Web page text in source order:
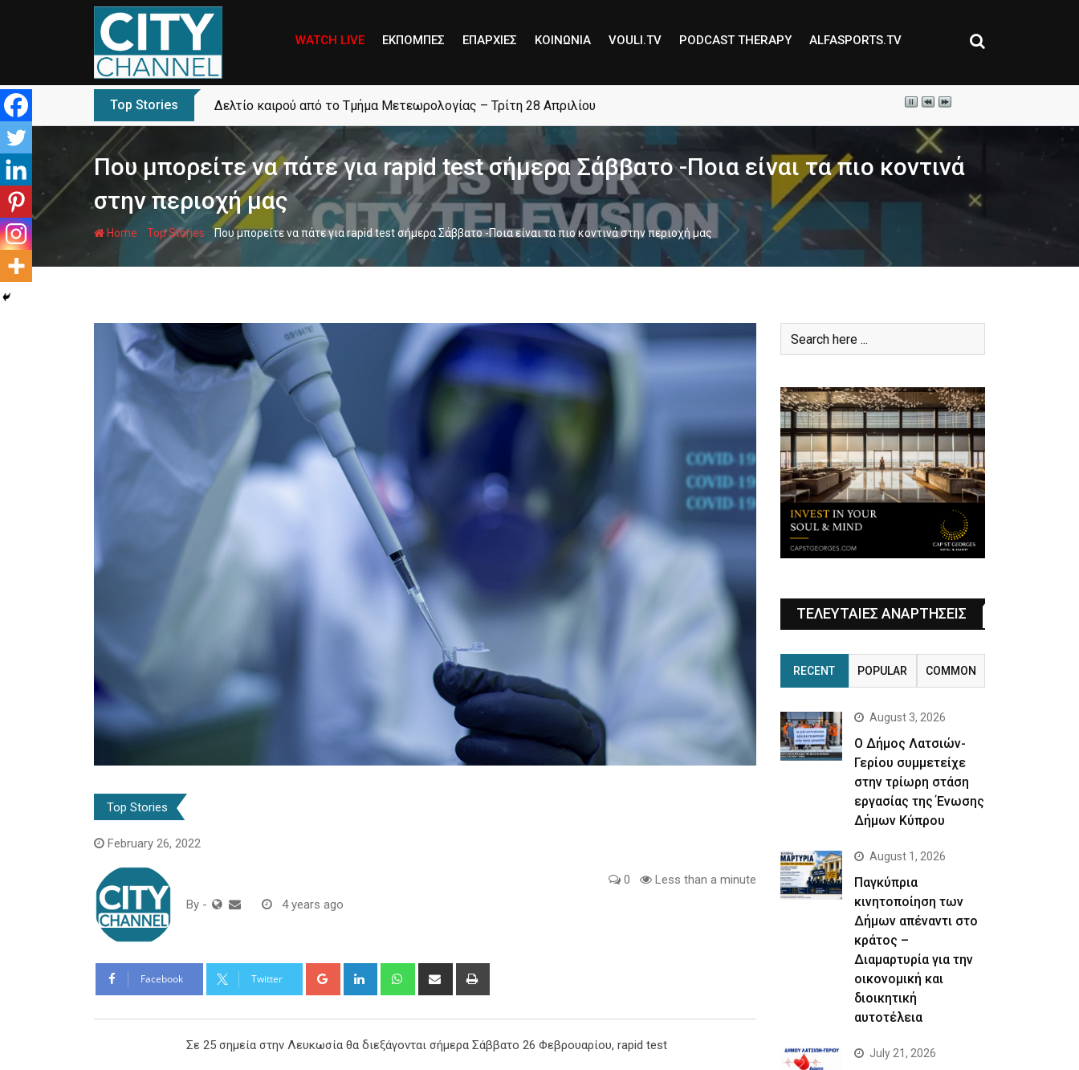
WATCH LIVE ΕΚΠΟΜΠΕΣ ΕΠΑΡΧΙΕΣ ΚΟΙΝΩΝΙΑ VOULI.TV PODCAST THERAPY ALFASPORTS.TV
Top Stories Δελτίο καιρού από το Τμήμα Μετεωρολογίας – Τρίτη 28 Απριλίου
Που μπορείτε να πάτε για rapid test σήμερα Σάββατο -Ποια είναι τα πιο κοντινά
στην περιοχή μας
Home - Top Stories -Που μπορείτε να πάτε για rapid test σήμερα Σάββατο -Ποια είναι τα πιο κοντινά στην περιοχή μας
Top Stories
February 26, 2022
By - 4 years ago
0 Less than a minute
Facebook Twitter Google+ LinkedIn WhatsappShare
Σε 25 σημεία στην Λευκωσία θα διεξάγονται σήμερα Σάββατο 26 Φεβρουαρίου, rapid test
ΤΕΛΕΥΤΑΙΕΣ ΑΝΑΡΤΗΣΕΙΣ
RECENT POPULAR COMMON
August 3, 2026
Ο Δήμος Λατσιών-
Γερίου συμμετείχε
στην τρίωρη στάση
εργασίας της Ένωσης
Δήμων Κύπρου
August 1, 2026
Παγκύπρια
κινητοποίηση των
Δήμων απέναντι στο
κράτος –
Διαμαρτυρία για την
οικονομική και
διοικητική
αυτοτέλεια
July 21, 2026